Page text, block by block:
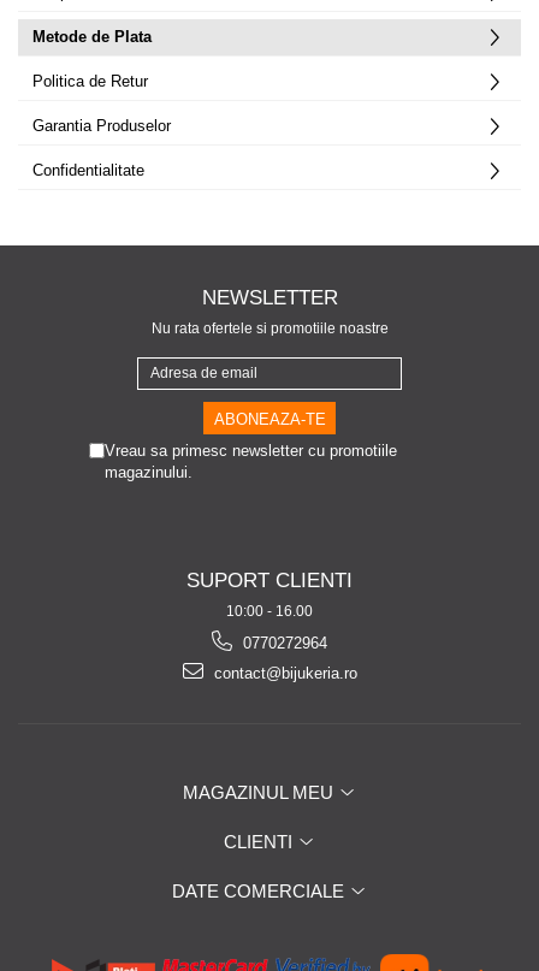
Metode de Plata
Politica de Retur
Garantia Produselor
Confidentialitate
NEWSLETTER
Nu rata ofertele si promotiile noastre
Vreau sa primesc newsletter cu promotiile
magazinului.
SUPORT CLIENTI
10:00 - 16.00
0770272964
contact@bijukeria.ro
MAGAZINUL MEU
CLIENTI
DATE COMERCIALE